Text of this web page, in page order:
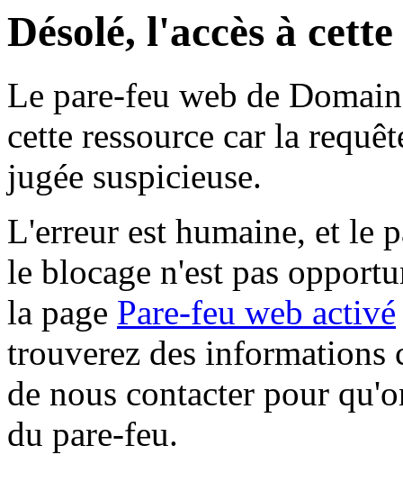
Désolé, l'accès à
Le pare-feu web de
cette ressource car la
jugée suspicieuse.
L'erreur est humaine, et le
le blocage n'est pas
la page Pare-feu web activé
trouverez des informations
de nous contacter pour
du pare-feu.